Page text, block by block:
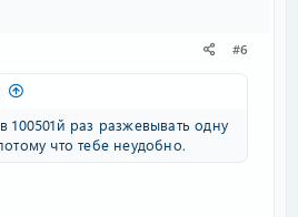
#6
100501й раз разжевывать одну
что тебе неудобно.